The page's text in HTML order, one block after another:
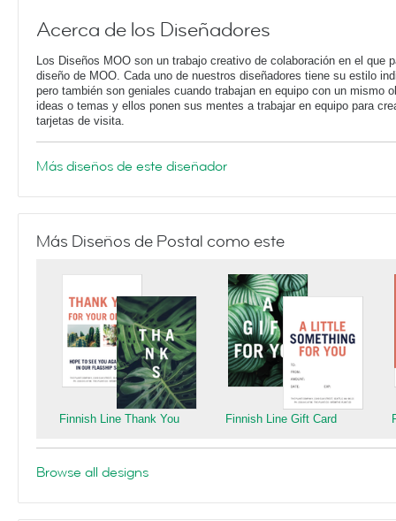
Acerca de los Diseñadores
Los Diseños MOO son un trabajo creativo de colaboración en el que
diseño de MOO. Cada uno de nuestros diseñadores tiene su estilo
pero también son geniales cuando trabajan en equipo con un mismo
ideas o temas y ellos ponen sus mentes a trabajar en equipo para
tarjetas de visita.
Más diseños de este diseñador
Más Diseños de Postal como este
Finnish Line Thank You Finnish Line Gift Card
Browse all designs